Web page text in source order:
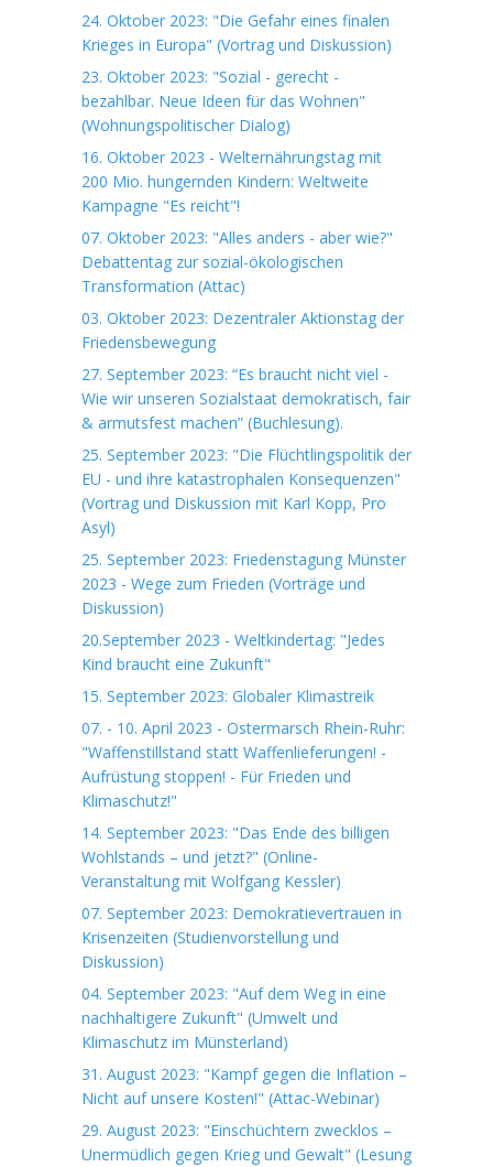
24. Oktober 2023: "Die Gefahr eines finalen
Krieges in Europa" (Vortrag und Diskussion)
23. Oktober 2023: "Sozial - gerecht -
bezahlbar. Neue Ideen für das Wohnen"
(Wohnungspolitischer Dialog)
16. Oktober 2023 - Welternährungstag mit
200 Mio. hungernden Kindern: Weltweite
Kampagne "Es reicht"!
07. Oktober 2023: "Alles anders - aber wie?"
Debattentag zur sozial-ökologischen
Transformation (Attac)
03. Oktober 2023: Dezentraler Aktionstag der
Friedensbewegung
27. September 2023: “Es braucht nicht viel -
Wie wir unseren Sozialstaat demokratisch, fair
& armutsfest machen” (Buchlesung).
25. September 2023: "Die Flüchtlingspolitik der
EU - und ihre katastrophalen Konsequenzen"
(Vortrag und Diskussion mit Karl Kopp, Pro
Asyl)
25. September 2023: Friedenstagung Münster
2023 - Wege zum Frieden (Vorträge und
Diskussion)
20.September 2023 - Weltkindertag: "Jedes
Kind braucht eine Zukunft"
15. September 2023: Globaler Klimastreik
07. - 10. April 2023 - Ostermarsch Rhein-Ruhr:
"Waffenstillstand statt Waffenlieferungen! -
Aufrüstung stoppen! - Für Frieden und
Klimaschutz!"
14. September 2023: "Das Ende des billigen
Wohlstands – und jetzt?" (Online-
Veranstaltung mit Wolfgang Kessler)
07. September 2023: Demokratievertrauen in
Krisenzeiten (Studienvorstellung und
Diskussion)
04. September 2023: "Auf dem Weg in eine
nachhaltigere Zukunft" (Umwelt und
Klimaschutz im Münsterland)
31. August 2023: "Kampf gegen die Inflation –
Nicht auf unsere Kosten!" (Attac-Webinar)
29. August 2023: "Einschüchtern zwecklos –
Unermüdlich gegen Krieg und Gewalt" (Lesung